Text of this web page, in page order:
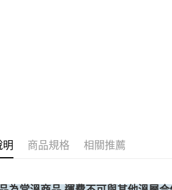
明 商品規格 相關推薦